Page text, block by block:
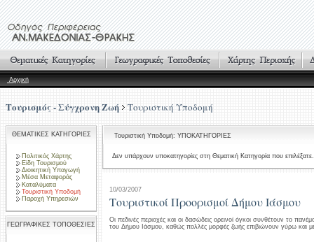
Αρχική
Τουρισμός - Σύγχρονη Ζωή Τουριστική Υποδομή
ΘΕΜΑΤΙΚΕΣ ΚΑΤΗΓΟΡΙΕΣ
Πολιτικός Χάρτης
Είδη Τουρισμού
Διοικητική Υπαγωγή
Μέσα Μεταφοράς
Καταλύματα
Τουριστική Υποδομή
Παροχή Υπηρεσιών
ΓΕΩΓΡΑΦΙΚΕΣ ΤΟΠΟΘΕΣΙΕΣ
Τουριστική Υποδομή: ΥΠΟΚΑΤΗΓΟΡΙΕΣ
Δεν υπάρχουν υποκατηγορίες στη Θεματική Κατηγορία που επιλέξατε.
10/03/2007
Τουριστικοί Προορισμοί Δήμου Ιάσμου
Οι πεδινές περιοχές και οι δασώδεις ορεινοί όγκοι συνθέτουν το
του Δήμου Ιάσμου, καθώς πολλές μορφές ζωής επιβιώνουν γύρω και